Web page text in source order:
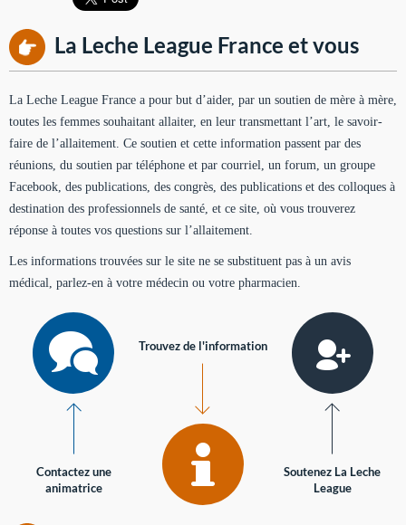
La Leche League France et vous
La Leche League France a pour but d’aider, par un soutien de mère à mère,
toutes les femmes souhaitant allaiter, en leur transmettant l’art, le savoir-
faire de l’allaitement. Ce soutien et cette information passent par des
réunions, du soutien par téléphone et par courriel, un forum, un groupe
Facebook, des publications, des congrès, des publications et des colloques à
destination des professionnels de santé, et ce site, où vous trouverez
réponse à toutes vos questions sur l’allaitement.
Les informations trouvées sur le site ne se substituent pas à un avis
médical, parlez-en à votre médecin ou votre pharmacien.
Contactez une
animatrice
Trouvez de l'information
Soutenez La Leche
League